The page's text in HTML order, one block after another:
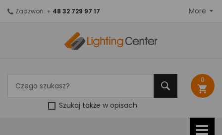
Szukaj także w opisach
0
shopping_cart
Zadzwoń: + 48 32 729 97 17 More